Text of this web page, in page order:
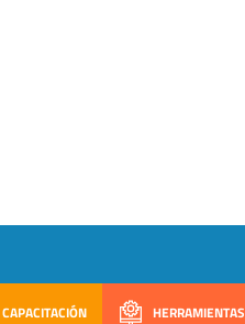
CAPACITACIÓN HERRAMIENTAS